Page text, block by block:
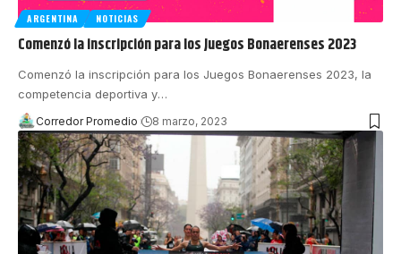
ARGENTINA NOTICIAS
Comenzó la inscripción para los Juegos Bonaerenses 2023
Comenzó la inscripción para los Juegos Bonaerenses 2023, la
competencia deportiva y…
Corredor Promedio 8 marzo, 2023